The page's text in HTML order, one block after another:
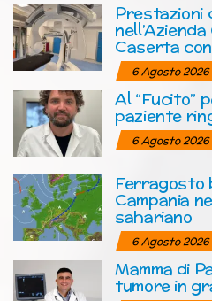
Prestazioni
Caserta
6 Agosto 2026
Al “Fucito”
paziente
6 Agosto 2026
Ferragosto
Campania
sahariano
6 Agosto 2026
Mamma di
tumore in